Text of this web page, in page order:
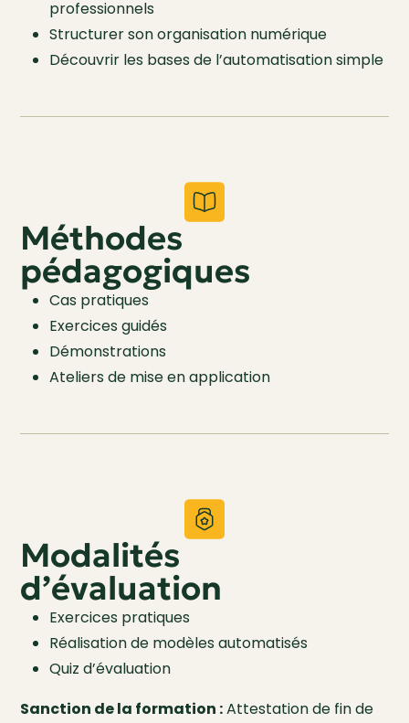
professionnels
Structurer son organisation numérique
Découvrir les bases de l’automatisation simple
Méthodes
pédagogiques
Cas pratiques
Exercices guidés
Démonstrations
Ateliers de mise en application
Modalités
d’évaluation
Exercices pratiques
Réalisation de modèles automatisés
Quiz d’évaluation
Sanction de la formation :Attestation de fin de